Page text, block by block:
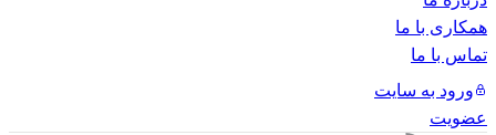
همکاری با ما
تماس با ما
ورود به سایت
عضویت